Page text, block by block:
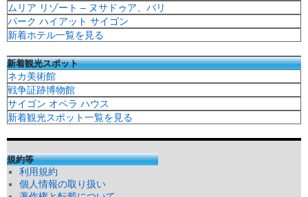
ムリア リゾート – ヌサドゥア、バリ
パーク ハイアット サイゴン
新着ホテル一覧を見る
新着観光スポット
ネカ美術館
戦争証跡博物館
サイゴン オペラ ハウス
新着観光スポット一覧を見る
規約等
利用規約
個人情報の取り扱い